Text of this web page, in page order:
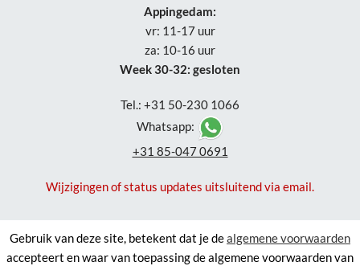
Appingedam:
vr: 11-17 uur
za: 10-16 uur
Week 30-32: gesloten
Tel.: +31 50-230 1066
Whatsapp:
+31 85-047 0691
Wijzigingen of status updates uitsluitend via email.
Gebruik van deze site, betekent dat je dealgemene voorwaarden
accepteert en waar van toepassing de algemene voorwaarden van